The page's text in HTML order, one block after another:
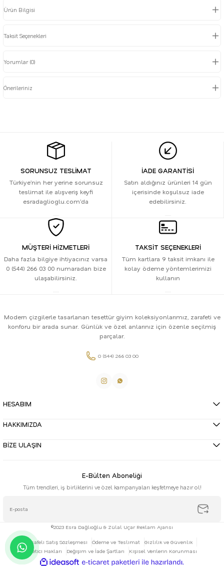
Ürün Bilgisi
Taksit Seçenekleri
Yorumlar (0)
Önerileriniz
SORUNSUZ TESLİMAT
Türkiye’nin her yerine sorunsuz
teslimat ile alışveriş keyfi
esradaglioglu.com’da
İADE GARANTİSİ
Satın aldığınız ürünleri 14 gün
içerisinde koşulsuz iade
edebilirsiniz.
MÜŞTERİ HİZMETLERİ
Daha fazla bilgiye ihtiyacınız varsa
0 (544) 266 03 00 numaradan bize
ulaşabilirsiniz.
TAKSİT SEÇENEKLERİ
Tüm kartlara 9 taksit imkanı ile
kolay ödeme yöntemlerimizi
kullanın
Modern çizgilerle tasarlanan tesettür giyim koleksiyonlarımız, zarafeti ve
konforu bir arada sunar. Günlük ve özel anlarınız için özenle seçilmiş
parçalar.
0 (544) 266 03 00
HESABIM
HAKKIMIZDA
BİZE ULAŞIN
E-Bülten Aboneliği
Tüm trendleri, iş birliklerini ve özel kampanyaları keşfetmeye hazır ol!
©2023 Esra Dağlıoğlu & Zülal Uçar Reklam Ajansı
Mesafeli Satış Sözleşmesi Ödeme ve Teslimat
Gizlilik ve Güvenlik
Tüketici Hakları
Değişim ve İade Şartları Kişisel Verilerin Korunması
ideasoft e-